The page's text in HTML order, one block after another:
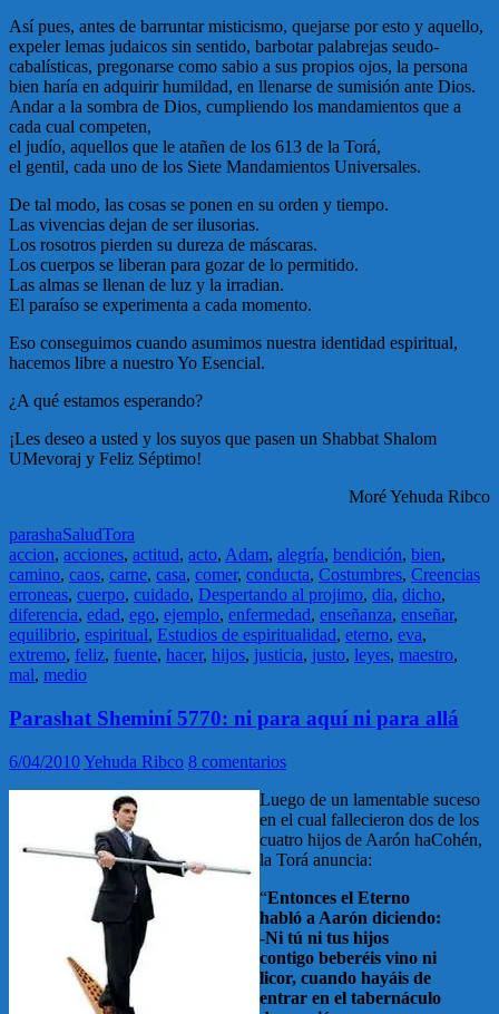
Así pues, antes de barruntar misticismo, quejarse por esto y aquello,
expeler lemas judaicos sin sentido, barbotar palabrejas seudo-
cabalísticas, pregonarse como sabio a sus propios ojos, la persona
bien haría en adquirir humildad, en llenarse de sumisión ante Dios.
Andar a la sombra de Dios, cumpliendo los mandamientos que a
cada cual competen,
el judío, aquellos que le atañen de los 613 de la Torá,
el gentil, cada uno de los Siete Mandamientos Universales.
De tal modo, las cosas se ponen en su orden y tiempo.
Las vivencias dejan de ser ilusorias.
Los rosotros pierden su dureza de máscaras.
Los cuerpos se liberan para gozar de lo permitido.
Las almas se llenan de luz y la irradian.
El paraíso se experimenta a cada momento.
Eso conseguimos cuando asumimos nuestra identidad espiritual,
hacemos libre a nuestro Yo Esencial.
¿A qué estamos esperando?
¡Les deseo a usted y los suyos que pasen un Shabbat Shalom
UMevoraj y Feliz Séptimo!
Moré Yehuda Ribco
parashaSaludTora
accion, acciones, actitud, acto, Adam, alegría, bendición, bien,
camino, caos, carne, casa, comer, conducta, Costumbres, Creencias
erroneas, cuerpo, cuidado, Despertando al projimo, dia, dicho,
diferencia, edad, ego, ejemplo, enfermedad, enseñanza, enseñar,
equilibrio, espiritual, Estudios de espiritualidad, eterno, eva,
extremo, feliz, fuente, hacer, hijos, justicia, justo, leyes, maestro,
mal, medio
Parashat Sheminí 5770: ni para aquí ni para allá
6/04/2010Yehuda Ribco 8 comentarios
Luego de un lamentable suceso
en el cual fallecieron dos de los
cuatro hijos de Aarón haCohén,
la Torá anuncia:
“Entonces el Eterno
habló a Aarón diciendo:
-Ni tú ni tus hijos
contigo beberéis vino ni
licor, cuando hayáis de
entrar en el tabernáculo